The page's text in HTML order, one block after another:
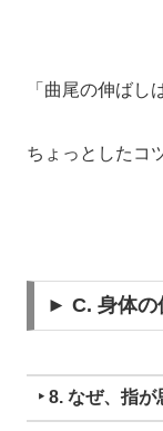
「曲尾の伸ばし
ちょっとしたコ
► C. 身体の
‣ 8. なぜ、指